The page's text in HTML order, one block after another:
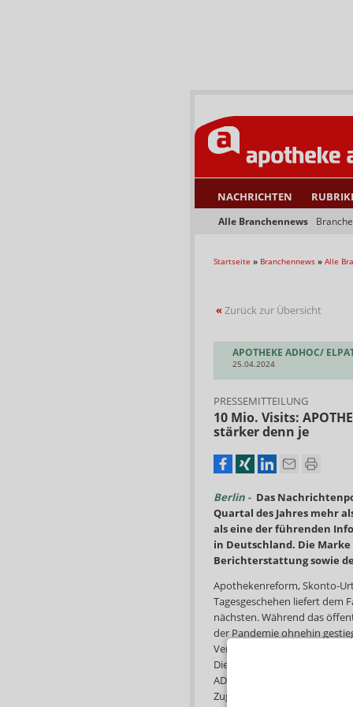
NACHRICHTEN
Alle Branchennews
Startseite » Branchennews » Alle
«Zurück zur Übersicht
APOTHEKE ADHOC/
25.04.2024
PRESSEMITTEILUNG
10 Mio. Visits:
stärker denn je
Berlin - Das
Quartal des Jahres mehr
als eine der führenden
in Deutschland. Die
Berichterstattung sowie
Apothekenreform, Skonto-
Tagesgeschehen liefert dem
nächsten. Während das
der Pandemie ohnehin
Versorgungsalltag der
Die maßgeschneiderte und
ADHOC liefert Antworten auf
Zugriffszahlen belohnt. Mehr
Basis-Seminar Medizinische
Kompressionstherapie –
Qualifizierungsseminar
PHOENIX Pharmahandel GmbH
01.09.2026
Fresh-up:
angewandten
AKADEMIE by Alliance Healthcare
02.09.2026
Social Media Starterclass für